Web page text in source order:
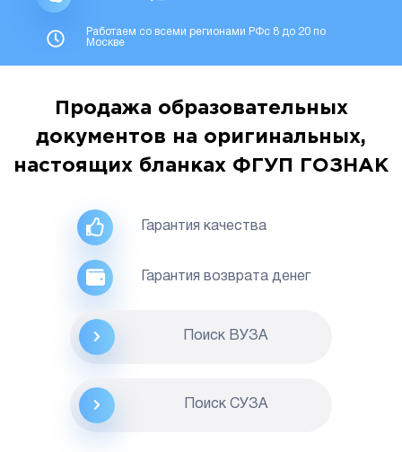
Работаем со всеми регионами РФс 8 до 20 по
Москве
Продажа образовательных
документов на оригинальных,
настоящих бланках ФГУП ГОЗНАК
Гарантия качества
Гарантия возврата денег
Поиск ВУЗА
Поиск CУЗА